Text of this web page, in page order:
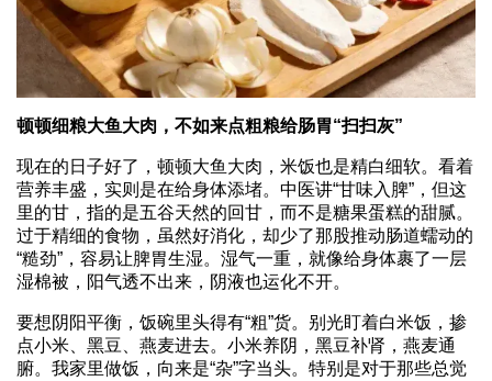
顿顿细粮大鱼大肉，不如来点粗粮给肠胃“扫扫灰”
现在的日子好了，顿顿大鱼大肉，米饭也是精白细软。看着
营养丰盛，实则是在给身体添堵。中医讲“甘味入脾”，但这
里的甘，指的是五谷天然的回甘，而不是糖果蛋糕的甜腻。
过于精细的食物，虽然好消化，却少了那股推动肠道蠕动的
“糙劲”，容易让脾胃生湿。湿气一重，就像给身体裹了一层
湿棉被，阳气透不出来，阴液也运化不开。
要想阴阳平衡，饭碗里头得有“粗”货。别光盯着白米饭，掺
点小米、黑豆、燕麦进去。小米养阴，黑豆补肾，燕麦通
腑。我家里做饭，向来是“杂”字当头。特别是对于那些总觉